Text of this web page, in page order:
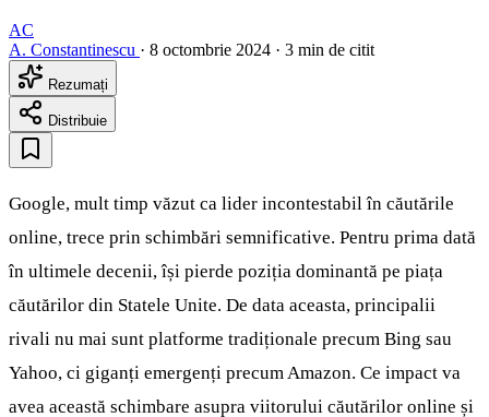
AC
A. Constantinescu · 8 octombrie 2024 · 3 min de citit
Rezumați
Distribuie
Google, mult timp văzut ca lider incontestabil în căutările
online, trece prin schimbări semnificative. Pentru prima dată
în ultimele decenii, își pierde poziția dominantă pe piața
căutărilor din Statele Unite. De data aceasta, principalii
rivali nu mai sunt platforme tradiționale precum Bing sau
Yahoo, ci giganți emergenți precum Amazon. Ce impact va
avea această schimbare asupra viitorului căutărilor online și